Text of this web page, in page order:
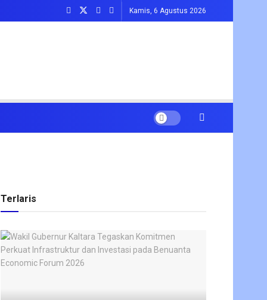
Kamis, 6 Agustus 2026
Terlaris